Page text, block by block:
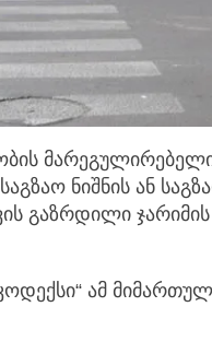
ნიშნის ან
გაზრდილი
ამ